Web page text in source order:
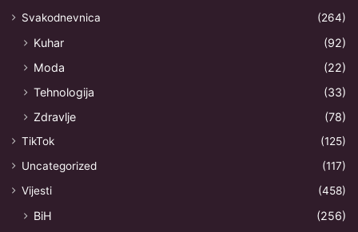
Svakodnevnica
(264)
Kuhar
(92)
Moda
(22)
Tehnologija
(33)
Zdravlje
(78)
TikTok
(125)
Uncategorized
(117)
Vijesti
(458)
BiH (256)